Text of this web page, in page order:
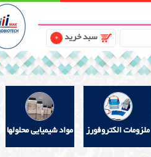
سبد خرید 0
ملزومات الکتروفورز مواد شیمیایی محلولها